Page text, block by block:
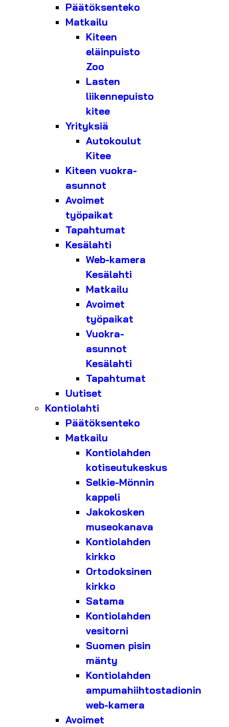
Päätöksenteko
Matkailu
Kiteen
eläinpuisto
Zoo
Lasten
liikennepuisto
kitee
Yrityksiä
Autokoulut
Kitee
Kiteen vuokra-
asunnot
Avoimet
työpaikat
Tapahtumat
Kesälahti
Web-kamera
Kesälahti
Matkailu
Avoimet
työpaikat
Vuokra-
asunnot
Kesälahti
Tapahtumat
Uutiset
Kontiolahti
Päätöksenteko
Matkailu
Kontiolahden
kotiseutukeskus
Selkie-Mönnin
kappeli
Jakokosken
museokanava
Kontiolahden
kirkko
Ortodoksinen
kirkko
Satama
Kontiolahden
vesitorni
Suomen pisin
mänty
Kontiolahden
ampumahiihtostadionin
web-kamera
Avoimet